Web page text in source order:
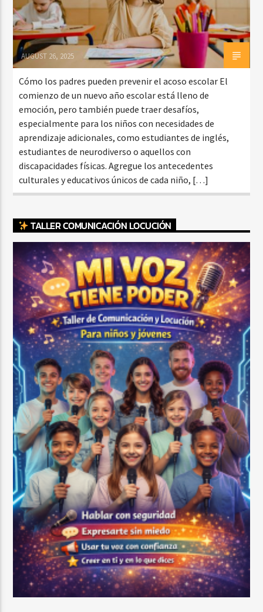
AUGUST 26, 2025
Cómo los padres pueden prevenir el acoso escolar El
comienzo de un nuevo año escolar está lleno de
emoción, pero también puede traer desafíos,
especialmente para los niños con necesidades de
aprendizaje adicionales, como estudiantes de inglés,
estudiantes de neurodiverso o aquellos con
discapacidades físicas. Agregue los antecedentes
culturales y educativos únicos de cada niño, […]
TALLER COMUNICACIÓN LOCUCIÓN